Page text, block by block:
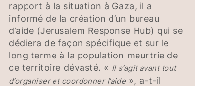
rapport à la situation à Gaza, il a
informé de la création d’un bureau
d’aide (Jerusalem Response Hub) qui se
dédiera de façon spécifique et sur le
long terme à la population meurtrie de
ce territoire dévasté. « Il s’agit avant tout
d’organiser et coordonner l’aide», a-t-il